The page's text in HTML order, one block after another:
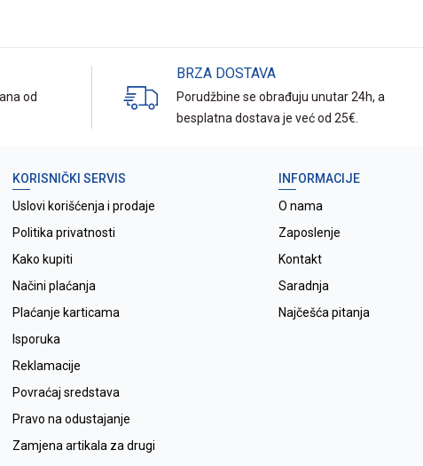
od
BRZA DOSTAVA
Porudžbine se obrađuju unutar 24h, a
besplatna dostava je već od 25€.
KORISNIČKI SERVIS
Uslovi korišćenja i prodaje
Politika privatnosti
Kako kupiti
Načini plaćanja
Plaćanje karticama
Isporuka
Reklamacije
Povraćaj sredstava
Pravo na odustajanje
Zamjena artikala za drugi
INFORMACIJE
O nama
Zaposlenje
Kontakt
Saradnja
Najčešća pitanja